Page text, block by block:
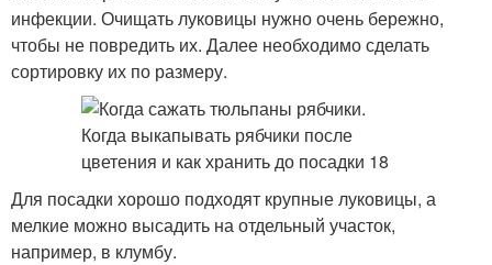
инфекции. Очищать луковицы нужно очень бережно,
чтобы не повредить их. Далее необходимо сделать
сортировку их по размеру.
Для посадки хорошо подходят крупные луковицы, а
мелкие можно высадить на отдельный участок,
например, в клумбу.